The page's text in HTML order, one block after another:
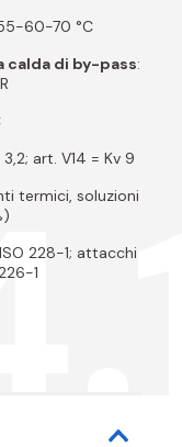
60-70 °C
calda di by-pass:
3,2; art. V14 = Kv 9
termici, soluzioni
228-1; attacchi
1